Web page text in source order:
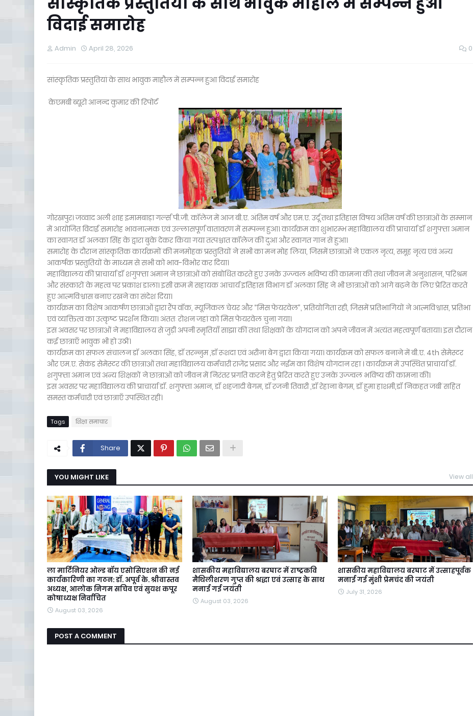
विदाई समारोह
Admin April 28, 2026 0
सांस्कृतिक प्रस्तुतियां के साथ भावुक माहौल में सम्पन्न हुआ विदाई समारोह
केएमबी ब्यूरो आनन्द कुमार की रिपोर्ट
गोरखपुर। जव्वाद अली शाह इमामबाड़ा गर्ल्स पी.जी. कॉलेज में आज बी.ए. अंतिम वर्ष और एम.ए. उर्दू तथा इतिहास विषय अंतिम वर्ष की छात्राओं के सम्मान
में आयोजित विदाई समारोह भावनात्मक एवं उल्लासपूर्ण वातावरण में सम्पन्न हुआ। कार्यक्रम का शुभारम्भ महाविद्यालय की प्राचार्या डॉ शगुफ्ता अमान
का स्वागत डॉ अलका सिंह के द्वारा बुके देकर किया गया तत्पश्चात कॉलेज की दुआ और स्वागत गान से हुआ।
समारोह के दौरान सांस्कृतिक कार्यक्रमों की मनमोहक प्रस्तुतियों ने सभी का मन मोह लिया, जिसमें छात्राओं ने एकल नृत्य, समूह नृत्य एवं अन्य
आकर्षक प्रस्तुतियों के माध्यम से सभी को भाव-विभोर कर दिया।
महाविद्यालय की प्राचार्या डॉ शगुफ्ता अमान ने छात्राओं को संबोधित करते हुए उनके उज्ज्वल भविष्य की कामना की तथा जीवन में अनुशासन, परिश्रम
और संस्कारों के महत्व पर प्रकाश डाला। इसी क्रम में सहायक आचार्य इतिहास विभाग डॉ अलका सिंह ने भी छात्राओं को आगे बढ़ने के लिए प्रेरित करते
हुए आत्मविश्वास बनाए रखने का संदेश दिया।
कार्यक्रम का विशेष आकर्षण छात्राओं द्वारा रैंप वॉक, म्यूजिकल चेयर और “मिस फेयरवेल”, प्रतियोगिता रही, जिसमें प्रतिभागियों ने आत्मविश्वास, प्रतिभा
एवं व्यक्तित्व का उत्कृष्ट प्रदर्शन किया। अंततः रोशन जहां को मिस फेयरवेल चुना गया।
इस अवसर पर छात्राओं ने महाविद्यालय से जुड़ी अपनी स्मृतियाँ साझा कीं तथा शिक्षकों के योगदान को अपने जीवन में अत्यंत महत्वपूर्ण बताया। इस दौरान
कई छात्राएँ भावुक भी हो उठीं।
कार्यक्रम का सफल संचालन डॉ अलका सिंह, डॉ तरन्नुम ,डॉ रूशदा एवं अरीना बेग द्वारा किया गया। कार्यक्रम को सफल बनाने में बी.ए. 4th सेमेस्टर
और एम.ए. सेकंड सेमेस्टर की छात्राओं तथा महाविद्यालय कर्मचारी राजेंद्र प्रसाद और नईम का विशेष योगदान रहा । कार्यक्रम में उपस्थित प्राचार्या डॉ.
शगुफ्ता अमान एवं अन्य शिक्षकों ने छात्राओं को जीवन में निरंतर प्रगति करने हेतु प्रेरित करते हुए उनके उज्ज्वल भविष्य की कामना की।
इस अवसर पर महाविद्यालय की प्राचार्या डॉ. शगुफ्ता अमान, डॉ शहजादी बेगम, डॉ रजनी तिवारी ,डॉ रेहाना बेगम, डॉ हुमा हाशमी,डॉ निकहत जबीं सहित
समस्त कर्मचारी एवं छात्राएँ उपस्थित रहीं।
Tags शिक्षा समाचार
Share
YOU MIGHT LIKE View all
ला मार्टिनियर ओल्ड बॉय एसोसिएशन की नई
कार्यकारिणी का गठन: डॉ. अपूर्व के. श्रीवास्तव
अध्यक्ष, आलोक निगम सचिव एवं सुयश कपूर
कोषाध्यक्ष निर्वाचित
August 03, 2026
शासकीय महाविद्यालय बरघाट में राष्ट्रकवि
मैथिलीशरण गुप्त की श्रद्धा एवं उत्साह के साथ
मनाई गई जयंती
August 03, 2026
शासकीय महाविद्यालय बरघाट में उत्साहपूर्वक
मनाई गई मुंशी प्रेमचंद की जयंती
July 31, 2026
POST A COMMENT